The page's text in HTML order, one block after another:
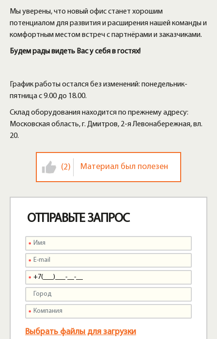
Мы уверены, что новый офис станет хорошим
потенциалом для развития и расширения нашей команды и
комфортным местом встреч с партнёрами и заказчиками.
Будем рады видеть Вас у себя в гостях!
График работы остался без изменений: понедельник-
пятница с 9.00 до 18.00.
Склад оборудования находится по прежнему адресу:
Московская область, г. Дмитров, 2-я Левонабережная, вл.
20.
(2) Материал был полезен
ОТПРАВЬТЕ ЗАПРОС
Выбрать файлы для загрузки